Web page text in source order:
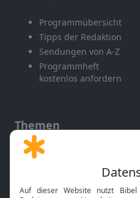
Programmübersicht
Tipps der Redaktion
Sendungen von A-Z
Programmheft
kostenlos anfordern
Themen
Gott und Bibel erklärt